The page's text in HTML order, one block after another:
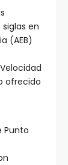
en
(AEB)
ofrecido
Punto